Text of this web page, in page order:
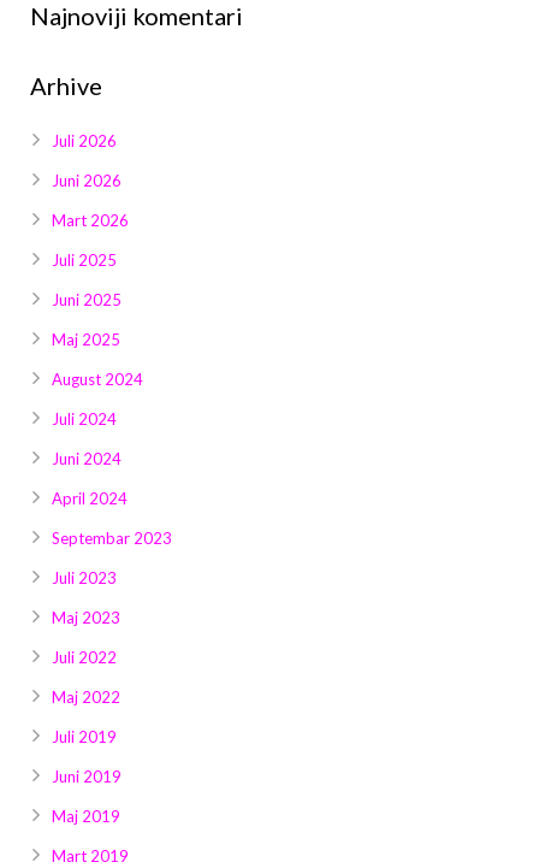
Najnoviji komentari
Arhive
Juli 2026
Juni 2026
Mart 2026
Juli 2025
Juni 2025
Maj 2025
August 2024
Juli 2024
Juni 2024
April 2024
Septembar 2023
Juli 2023
Maj 2023
Juli 2022
Maj 2022
Juli 2019
Juni 2019
Maj 2019
Mart 2019